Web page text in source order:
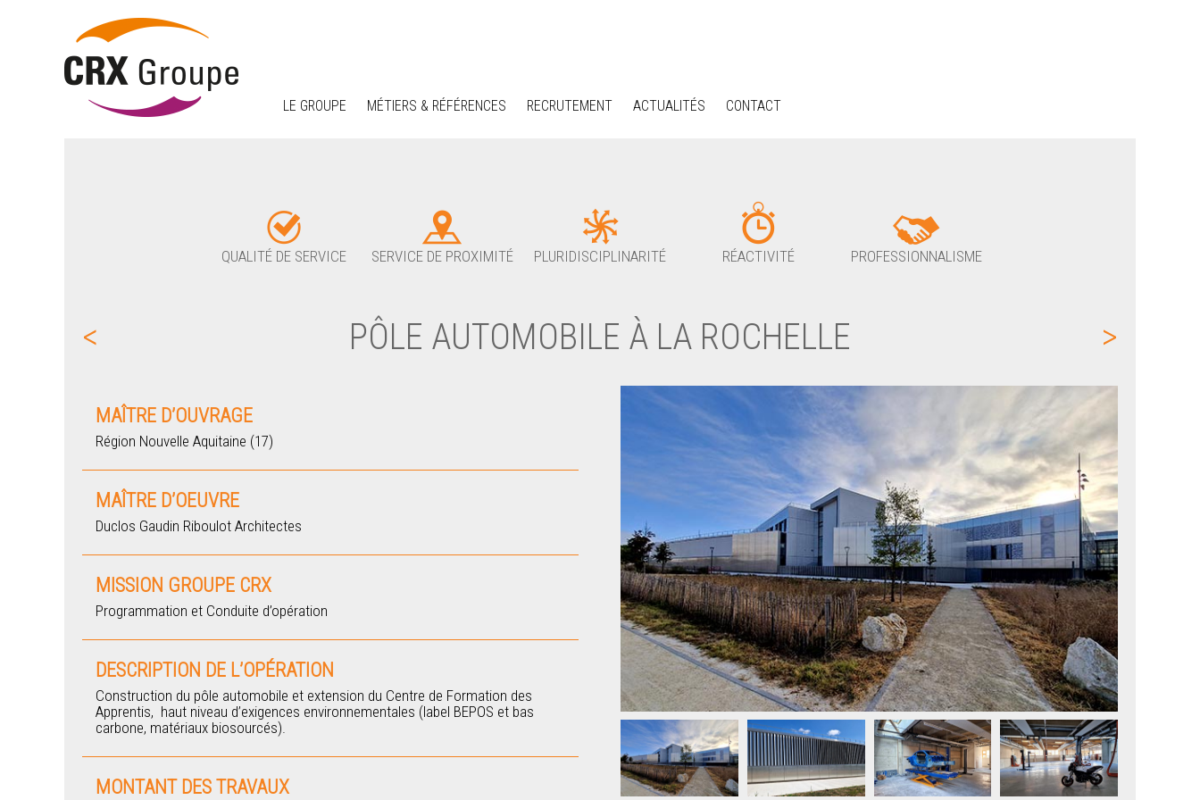
LE GROUPE MÉTIERS & RÉFÉRENCES RECRUTEMENT ACTUALITÉS CONTACT
QUALITÉ DE SERVICE SERVICE DE PROXIMITÉ PLURIDISCIPLINARITÉ RÉACTIVITÉ PROFESSIONNALISME
< PÔLE AUTOMOBILE À LA ROCHELLE >
MAÎTRE D’OUVRAGE
Région Nouvelle Aquitaine (17)
MAÎTRE D’OEUVRE
Duclos Gaudin Riboulot Architectes
MISSION GROUPE CRX
Programmation et Conduite d’opération
DESCRIPTION DE L’OPÉRATION
Construction du pôle automobile et extension du Centre de Formation des
Apprentis, haut niveau d’exigences environnementales (label BEPOS et bas
carbone, matériaux biosourcés).
MONTANT DES TRAVAUX